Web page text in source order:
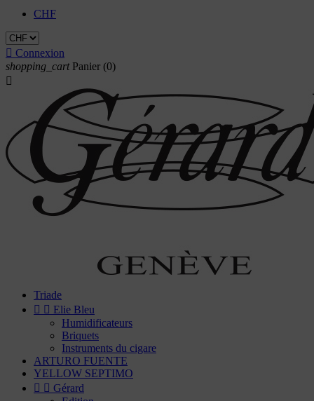
CHF
 Connexion
shopping_cart Panier (0)

Triade
  Elie Bleu
Humidificateurs
Briquets
Instruments du cigare
ARTURO FUENTE
YELLOW SEPTIMO
  Gérard